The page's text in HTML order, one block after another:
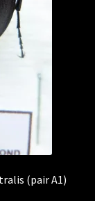
(pair A1)